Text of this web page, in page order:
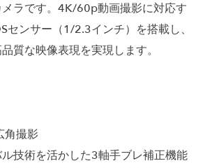
ラです。4K/60p動画撮影に対応す
センサー（1/2.3インチ）を搭載し、
質な映像表現を実現します。
角撮影
技術を活かした3軸手ブレ補正機能